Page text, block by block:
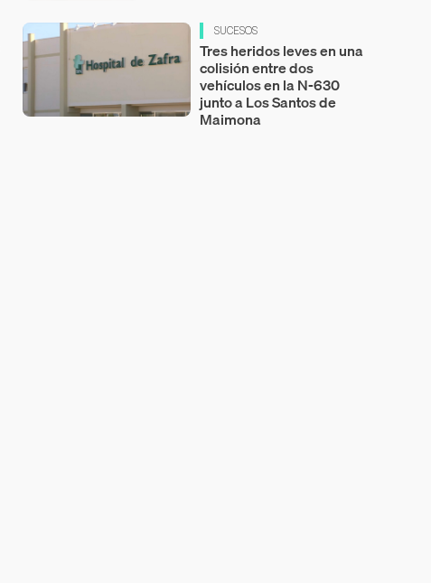
SUCESOS
Tres heridos leves en una
colisión entre dos
vehículos en la N-630
junto a Los Santos de
Maimona